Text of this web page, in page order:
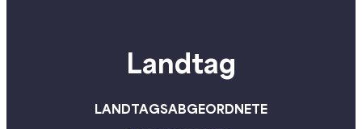
Landtag
LANDTAGSABGEORDNETE